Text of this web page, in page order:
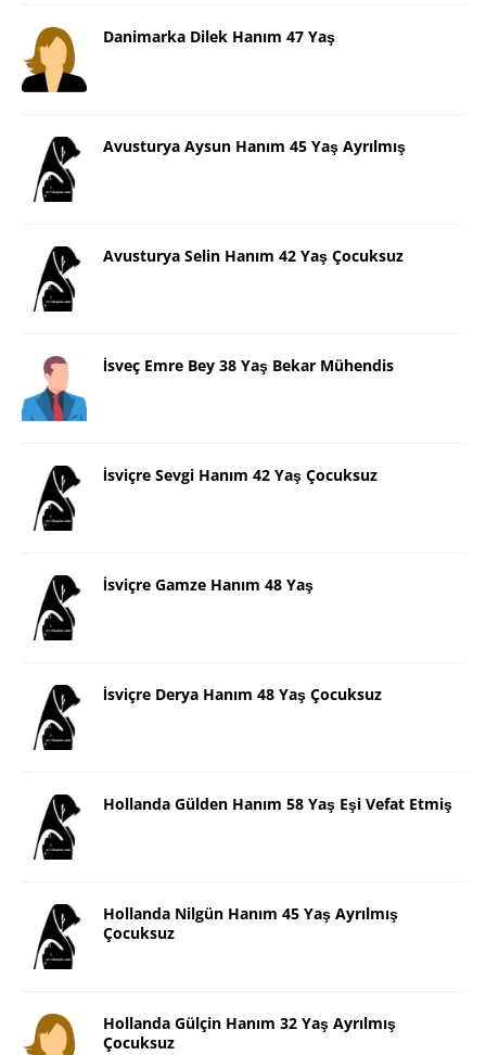
Danimarka Dilek Hanım 47 Yaş
Avusturya Aysun Hanım 45 Yaş Ayrılmış
Avusturya Selin Hanım 42 Yaş Çocuksuz
İsveç Emre Bey 38 Yaş Bekar Mühendis
İsviçre Sevgi Hanım 42 Yaş Çocuksuz
İsviçre Gamze Hanım 48 Yaş
İsviçre Derya Hanım 48 Yaş Çocuksuz
Hollanda Gülden Hanım 58 Yaş Eşi Vefat Etmiş
Hollanda Nilgün Hanım 45 Yaş Ayrılmış
Çocuksuz
Hollanda Gülçin Hanım 32 Yaş Ayrılmış
Çocuksuz